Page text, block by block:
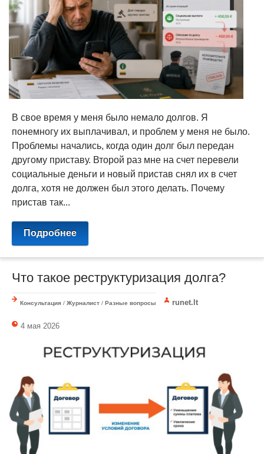
В свое время у меня было немало долгов. Я
понемногу их выплачивал, и проблем у меня не было.
Проблемы начались, когда один долг был передан
другому приставу. Второй раз мне на счет перевели
социальные деньги и новый пристав снял их в счет
долга, хотя не должен был этого делать. Почему
пристав так...
Подробнее
Что такое реструктуризация долга?
Консультация / Журналист / Разные вопросы runet.lt
4 мая 2026